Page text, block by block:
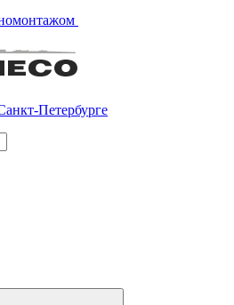
Петербурге